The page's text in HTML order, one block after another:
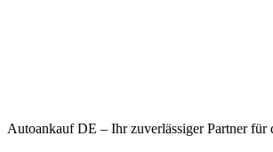
Autoankauf DE – Ihr zuverlässiger Partner